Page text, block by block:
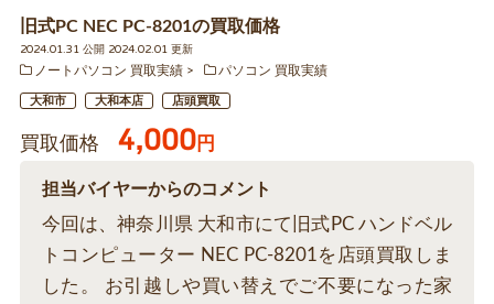
旧式PC NEC PC-8201の買取価格
2024.01.31 公開 2024.02.01 更新
ノートパソコン 買取実績
パソコン 買取実績
大和市 大和本店 店頭買取
買取価格 4,000円
担当バイヤーからのコメント
今回は、神奈川県 大和市にて旧式PC ハンドベル
トコンピューター NEC PC-8201を店頭買取しま
した。 お引越しや買い替えでご不要になった家